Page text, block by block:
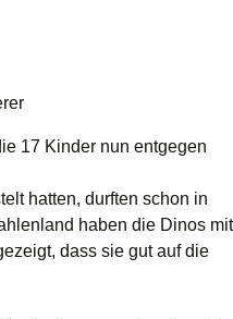
17 Kinder nun entgegen
hatten, durften schon in
haben die Dinos mit
dass sie gut auf die